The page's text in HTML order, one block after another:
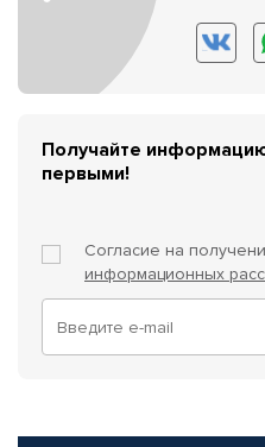
Получайте
первыми!
Согласие на
информационных